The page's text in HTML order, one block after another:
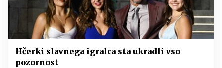
Hčerki slavnega igralca sta ukradli vso
pozornost